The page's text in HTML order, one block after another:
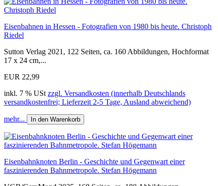
Eisenbahnen in Hessen - Fotografien von 1980 bis heute. Christoph
Riedel
Sutton Verlag 2021, 122 Seiten, ca. 160 Abbildungen, Hochformat
17 x 24 cm,...
EUR 22,99
inkl. 7 % USt zzgl. Versandkosten (innerhalb Deutschlands
versandkostenfrei; Lieferzeit 2-5 Tage, Ausland abweichend)
mehr... In den Warenkorb
Eisenbahnknoten Berlin - Geschichte und Gegenwart einer
faszinierenden Bahnmetropole. Stefan Högemann